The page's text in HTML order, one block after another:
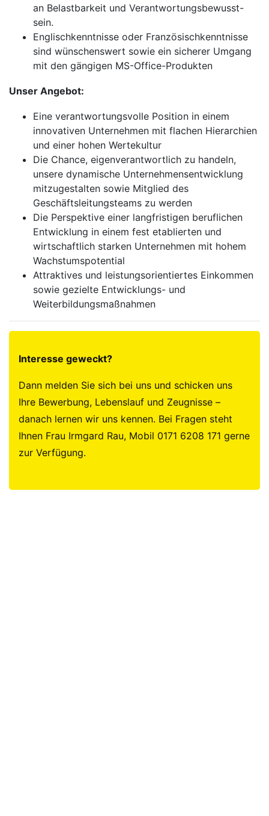
an Belastbarkeit und Verantwortungsbewusst-
sein.
Englischkenntnisse oder Französischkenntnisse
sind wünschenswert sowie ein sicherer Umgang
mit den gängigen MS-Office-Produkten
Unser Angebot:
Eine verantwortungsvolle Position in einem
innovativen Unternehmen mit flachen Hierarchien
und einer hohen Wertekultur
Die Chance, eigenverantwortlich zu handeln,
unsere dynamische Unternehmensentwicklung
mitzugestalten sowie Mitglied des
Geschäftsleitungsteams zu werden
Die Perspektive einer langfristigen beruflichen
Entwicklung in einem fest etablierten und
wirtschaftlich starken Unternehmen mit hohem
Wachstumspotential
Attraktives und leistungsorientiertes Einkommen
sowie gezielte Entwicklungs- und
Weiterbildungsmaßnahmen
Interesse geweckt?
Dann melden Sie sich bei uns und schicken uns
Ihre Bewerbung, Lebenslauf und Zeugnisse –
danach lernen wir uns kennen. Bei Fragen steht
Ihnen Frau Irmgard Rau, Mobil 0171 6208 171 gerne
zur Verfügung.